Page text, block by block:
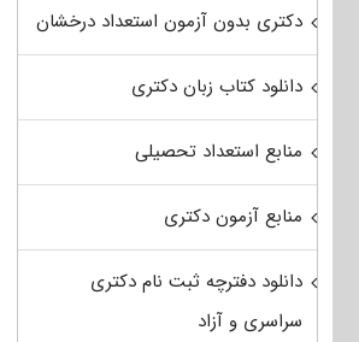
دکتری بدون آزمون استعداد درخشان
دانلود کتاب زبان دکتری
منابع استعداد تحصیلی
منابع آزمون دکتری
دانلود دفترچه ثبت نام دکتری
سراسری و آزاد